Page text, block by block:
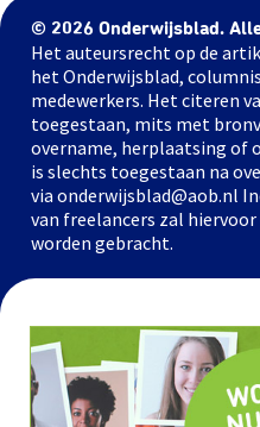
© 2026 Onderwijsblad.
Het auteursrecht op de
het Onderwijsblad,
medewerkers. Het citeren
toegestaan, mits met
overname, herplaatsing of
is slechts toegestaan na
via onderwijsblad@aob.nl
van freelancers zal
worden gebracht.